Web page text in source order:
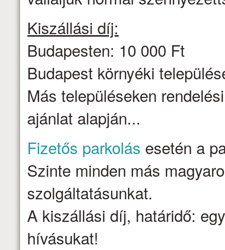
Kiszállási díj:
Budapesten: 10 000 Ft
Budapest környéki
Más településeken
ajánlat alapján...
Fizetős parkolás esetén a
Szinte minden más
szolgáltatásunkat.
A kiszállási díj, határidő:
hívásukat!